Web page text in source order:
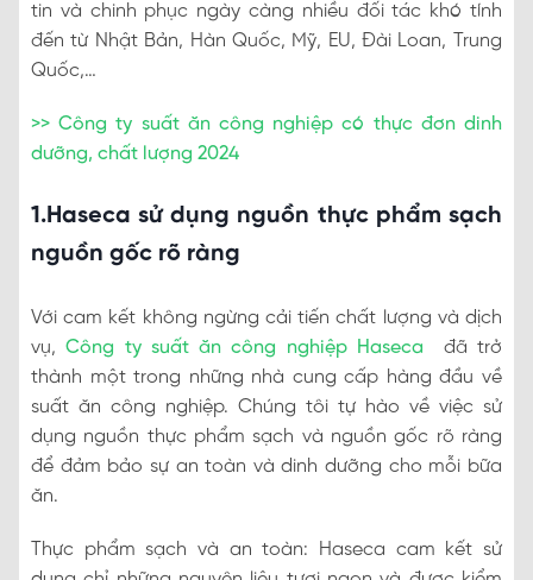
tin và chinh phục ngày càng nhiều đối tác khó tính
đến từ Nhật Bản, Hàn Quốc, Mỹ, EU, Đài Loan, Trung
Quốc,…
>> Công ty suất ăn công nghiệp có thực đơn dinh
dưỡng, chất lượng 2024
1.Haseca sử dụng nguồn thực phẩm sạch
nguồn gốc rõ ràng
Với cam kết không ngừng cải tiến chất lượng và dịch
vụ, Công ty suất ăn công nghiệp Haseca đã trở
thành một trong những nhà cung cấp hàng đầu về
suất ăn công nghiệp. Chúng tôi tự hào về việc sử
dụng nguồn thực phẩm sạch và nguồn gốc rõ ràng
để đảm bảo sự an toàn và dinh dưỡng cho mỗi bữa
ăn.
Thực phẩm sạch và an toàn: Haseca cam kết sử